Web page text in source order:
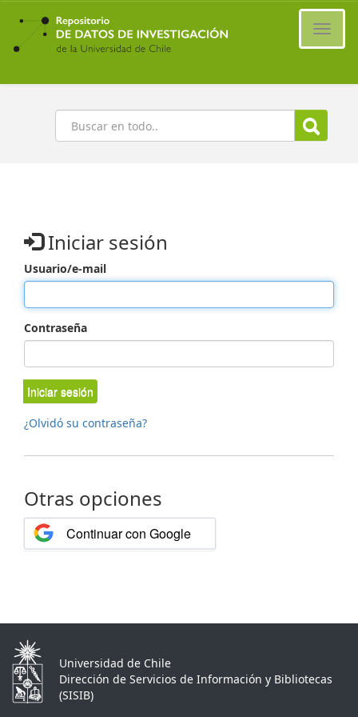
Ir
contenido
principal
Buscar
Iniciar sesión
Usuario/e-mail
Contraseña
Iniciar sesión
¿Olvidó su contraseña?
Otras opciones
Continuar con Google
Universidad de Chile
Dirección de Servicios de Información y Bibliotecas
(SISIB)